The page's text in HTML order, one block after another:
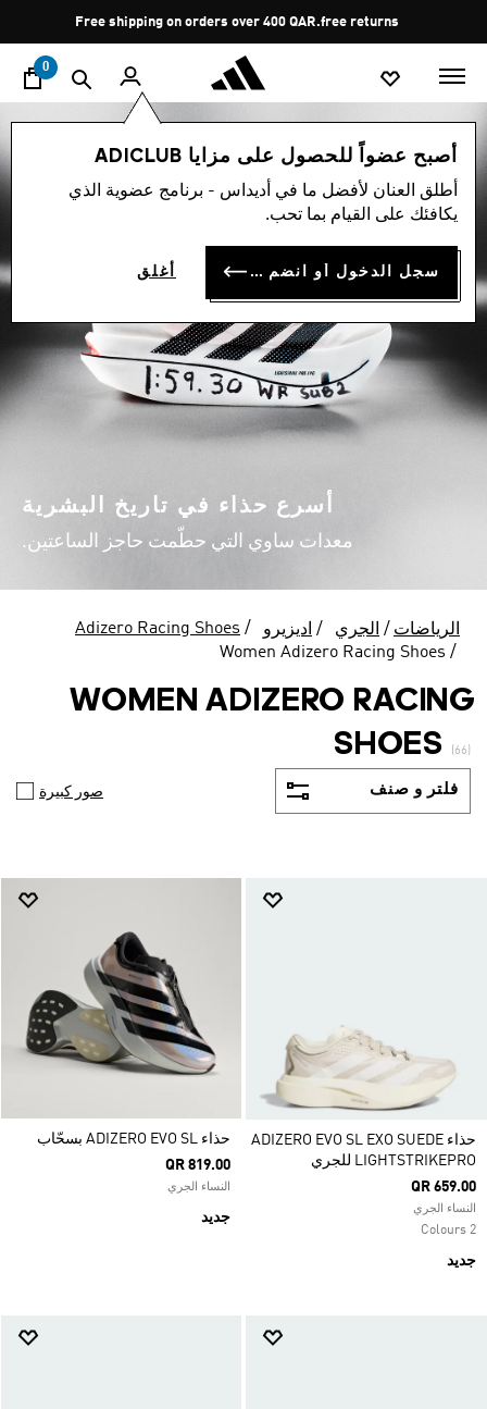
Pause
promotion
rotation
free returns
0
أصبح عضواً للحصول على مزايا ADICLUB
أطلق العنان لأفضل ما في أديداس - برنامج عضوية الذي
يكافئك على القيام بما تحب.
سجل الدخول أو انضم الآن أغلق
أسرع حذاء في تاريخ البشرية
معدات ساوي التي حطّمت حاجز الساعتين.
الرياضات الجري اديزيرو
Adizero Racing Shoes
Women Adizero Racing Shoes
WOMEN ADIZERO RACING
SHOES
(66)
فلتر و صنف صور كبيرة
حذاء ADIZERO EVO SL EXO SUEDE
LIGHTSTRIKEPRO للجري
QR 659.00
النساء الجري
2 Colours
جديد
حذاء ADIZERO EVO SL بسحّاب
QR 819.00
النساء الجري
جديد